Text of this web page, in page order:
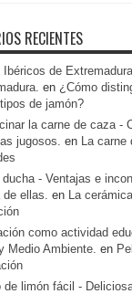
RECIENTES
Ibéricos de
en ¿Cómo
de jamón?
la carne de caza -
jugosos. en La carne
ducha - Ventajas e
de ellas. en La
como actividad
Medio Ambiente. en
de limón fácil -